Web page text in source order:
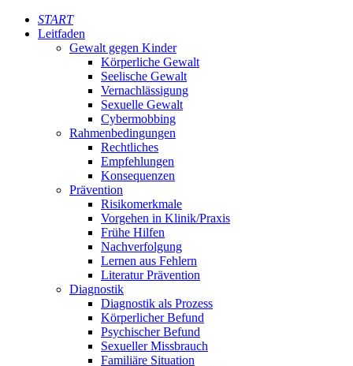
START
Leitfaden
Gewalt gegen Kinder
Körperliche Gewalt
Seelische Gewalt
Vernachlässigung
Sexuelle Gewalt
Cybermobbing
Rahmenbedingungen
Rechtliches
Empfehlungen
Konsequenzen
Prävention
Risikomerkmale
Vorgehen in Klinik/Praxis
Frühe Hilfen
Nachverfolgung
Lernen aus Fehlern
Literatur Prävention
Diagnostik
Diagnostik als Prozess
Körperlicher Befund
Psychischer Befund
Sexueller Missbrauch
Familiäre Situation